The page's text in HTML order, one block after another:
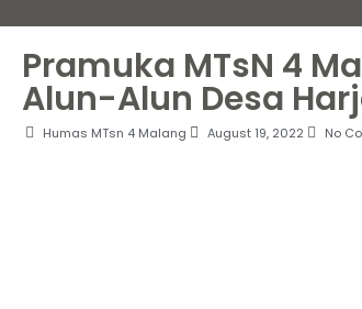
Pramuka MTsN 4
Alun-Alun Desa
Humas MTsn 4 Malang August 19, 2022 No